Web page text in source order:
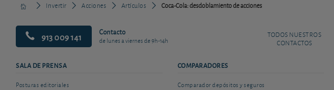
Invertir Acciones Artículos Coca-Cola: desdoblamiento de acciones
913 009 141 Contacto
de lunes a viernes de 9h-14h
TODOS NUESTROS
CONTACTOS
SALA DE PRENSA
Posturas editoriales
COMPARADORES
Comparador depósitos y seguros